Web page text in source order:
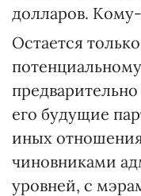
долларов.
Остается
его будущие
иных
чиновниками
уровней, с